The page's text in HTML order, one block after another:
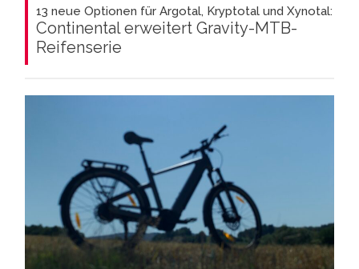
13 neue Optionen für Argotal, Kryptotal und Xynotal:
Continental erweitert Gravity-MTB-
Reifenserie